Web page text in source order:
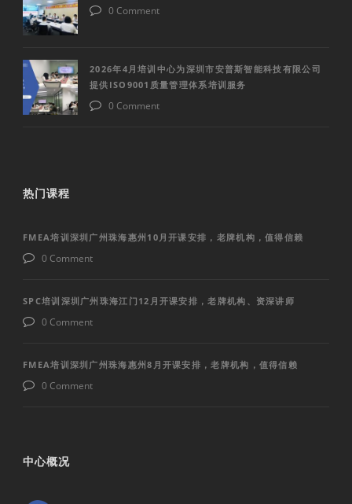
0 Comment
2026年4月培训中心为深圳市安普斯智能科技有限公司
提供ISO9001质量管理体系培训服务
0 Comment
热门课程
FMEA培训深圳广州珠海惠州10月开课安排，老牌机构，值得信赖
0 Comment
SPC培训深圳广州珠海江门12月开课安排，老牌机构、资深讲师
0 Comment
FMEA培训深圳广州珠海惠州8月开课安排，老牌机构，值得信赖
0 Comment
中心概况